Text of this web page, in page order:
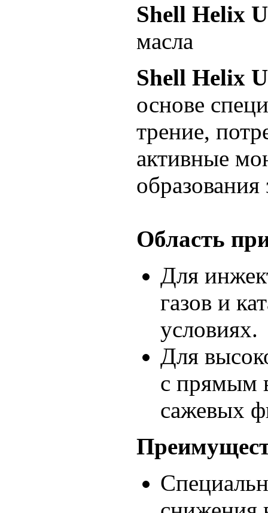
Shell Helix
масла
Shell Helix
основе
трение,
активные
Область
Для
газов и
условиях.
Для
с прямым
сажевых